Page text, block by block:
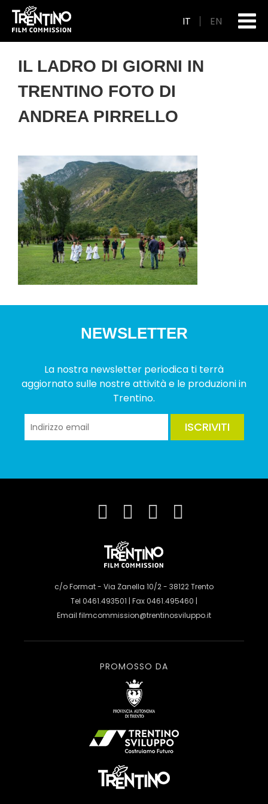
IT EN
IL LADRO DI GIORNI IN
TRENTINO FOTO DI
ANDREA PIRRELLO
NEWSLETTER
La nostra newsletter periodica ti terrà
aggiornato sulle nostre attività e le produzioni in
Trentino.
ISCRIVITI
c/o Format - Via Zanella 10/2 - 38122 Trento
Tel 0461.493501 | Fax 0461.495460 |
Email filmcommission@trentinosviluppo.it
PROMOSSO DA